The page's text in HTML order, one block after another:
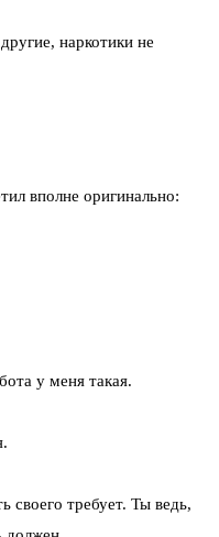
наркотики не
вполне оригинально:
у меня такая.
своего требует. Ты ведь,